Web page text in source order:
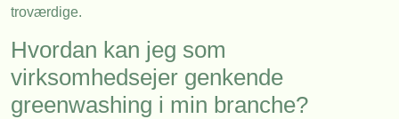
troværdige.
Hvordan kan jeg som
virksomhedsejer genkende
greenwashing i min branche?